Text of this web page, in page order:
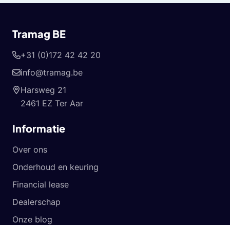
Tramag BE
+31 (0)172 42 42 20
info@tramag.be
Harsweg 21
2461 EZ Ter Aar
Informatie
Over ons
Onderhoud en keuring
Financial lease
Dealerschap
Onze blog